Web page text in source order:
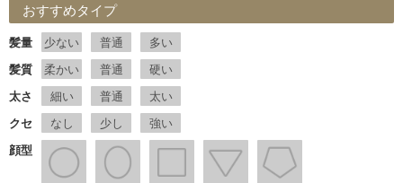
おすすめタイプ
髪量 少ない 普通
多い
髪質
柔かい 普通
硬い
太さ
細い 普通
太い
クセ
なし 少し
強い
顔型